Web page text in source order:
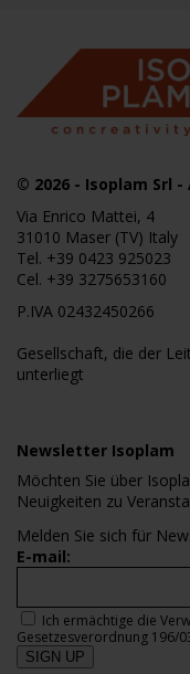
© 2026 - Isoplam Srl
Via Enrico Mattei, 4
31010 Maser (TV) Italy
Tel. +39 0423 925023
Cel. +39 3275653160
P.IVA 02432450266
Gesellschaft, die der
unterliegt
Newsletter Isoplam
Möchten Sie über
Neuigkeiten zu
Melden Sie sich für
E-mail:
Ich ermächtige die
Gesetzesverordnung 196/